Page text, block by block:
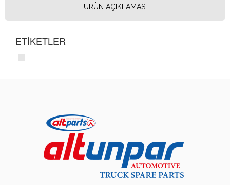
ÜRÜN AÇIKLAMASI
ETİKETLER